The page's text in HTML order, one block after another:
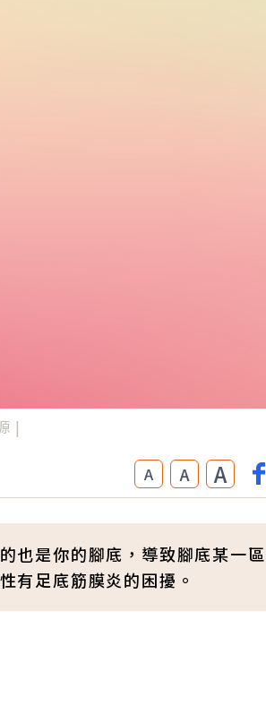
|
A A A
也是你的腳底，導致腳底某一
有足底筋膜炎的困擾。